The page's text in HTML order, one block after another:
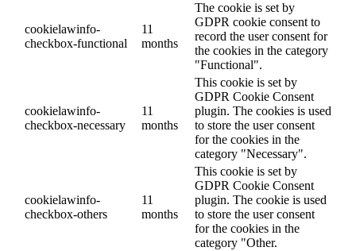
cookielawinfo-
checkbox-functional
11
months
The cookie is set by
GDPR cookie consent to
record the user consent for
the cookies in the category
"Functional".
cookielawinfo-
checkbox-necessary
11
months
This cookie is set by
GDPR Cookie Consent
plugin. The cookies is used
to store the user consent
for the cookies in the
category "Necessary".
cookielawinfo-
checkbox-others
11
months
This cookie is set by
GDPR Cookie Consent
plugin. The cookie is used
to store the user consent
for the cookies in the
category "Other.